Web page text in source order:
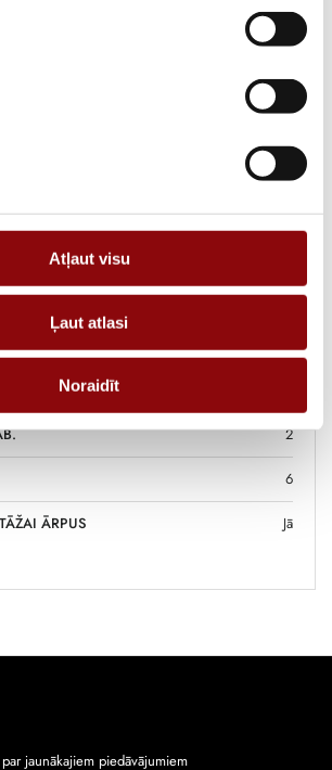
Atļaut visu
Ļaut atlasi
Noraidīt
41 kg
55.5x27x47 cm
98.2
KW 45
KW
2
6
ĀRPUS
Jā
jaunākajiem piedāvājumiem